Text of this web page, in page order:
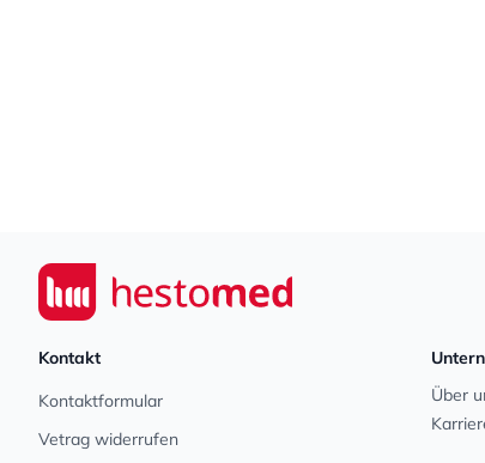
Seiwert GmbH
Kontakt
Kontaktformular
Vetrag widerrufen
Über